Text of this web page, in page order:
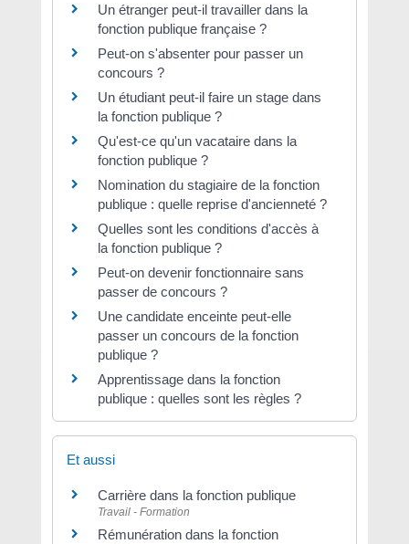
Un étranger peut-il travailler dans la
fonction publique française ?
Peut-on s'absenter pour passer un
concours ?
Un étudiant peut-il faire un stage dans
la fonction publique ?
Qu'est-ce qu'un vacataire dans la
fonction publique ?
Nomination du stagiaire de la fonction
publique : quelle reprise d'ancienneté ?
Quelles sont les conditions d'accès à
la fonction publique ?
Peut-on devenir fonctionnaire sans
passer de concours ?
Une candidate enceinte peut-elle
passer un concours de la fonction
publique ?
Apprentissage dans la fonction
publique : quelles sont les règles ?
Et aussi
Carrière dans la fonction publique
Travail - Formation
Rémunération dans la fonction